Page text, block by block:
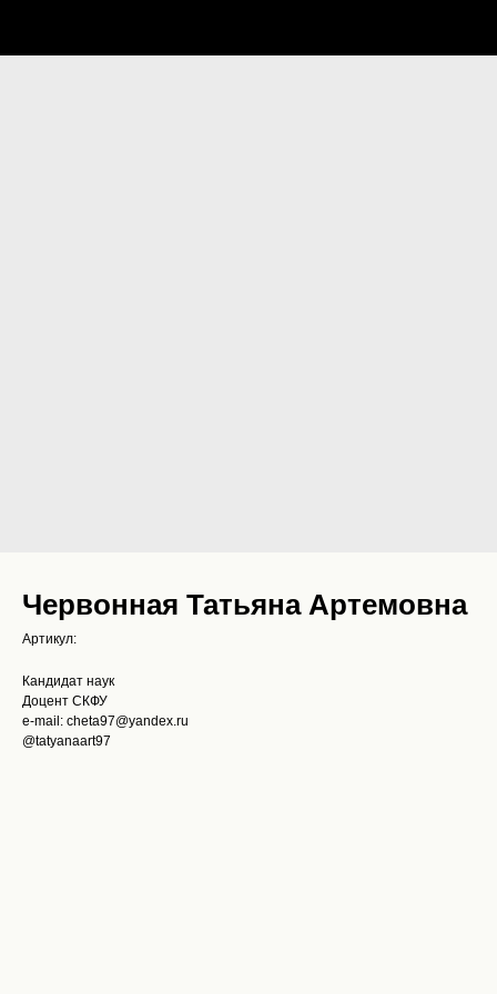
Червонная Татьяна Артемовна
Артикул:
Кандидат наук
Доцент СКФУ
e-mail: cheta97@yandex.ru
@tatyanaart97